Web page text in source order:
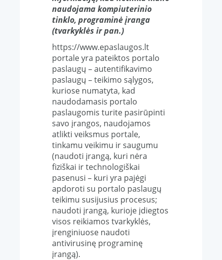
naudojama kompiuterinio
tinklo, programinė įranga
(tvarkyklės ir pan.)
https://www.epaslaugos.lt
portale yra pateiktos portalo
paslaugų – autentifikavimo
paslaugų – teikimo sąlygos,
kuriose numatyta, kad
naudodamasis portalo
paslaugomis turite pasirūpinti
savo įrangos, naudojamos
atlikti veiksmus portale,
tinkamu veikimu ir saugumu
(naudoti įrangą, kuri nėra
fiziškai ir technologiškai
pasenusi – kuri yra pajėgi
apdoroti su portalo paslaugų
teikimu susijusius procesus;
naudoti įrangą, kurioje įdiegtos
visos reikiamos tvarkyklės,
įrenginiuose naudoti
antivirusinę programinę
įrangą).